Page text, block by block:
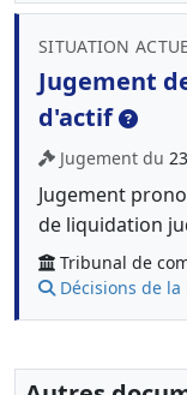
SITUATION
Jugement
d'actif
Jugement du
Jugement
de liquidation
Tribunal de
Décisions de